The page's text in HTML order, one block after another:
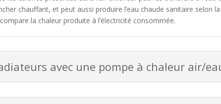
chauffant, et peut aussi produire l’eau chaude sanitaire selon
la chaleur produite à l’électricité consommée.
avec une pompe à chaleur air/